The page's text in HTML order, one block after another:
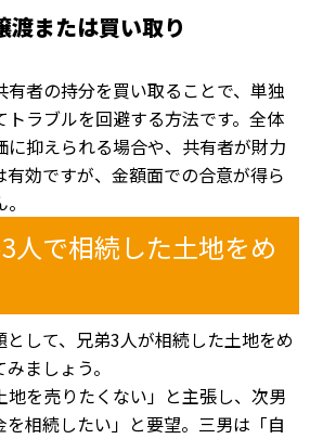
渡または買い取り
有者の持分を買い取ることで、単独
ラブルを回避する方法です。全体
に抑えられる場合や、共有者が財力
効ですが、金額面での合意が得ら
3人で相続した土地をめ
として、兄弟3人が相続した土地をめ
ましょう。
地を売りたくない」と主張し、次男
相続したい」と要望。三男は「自